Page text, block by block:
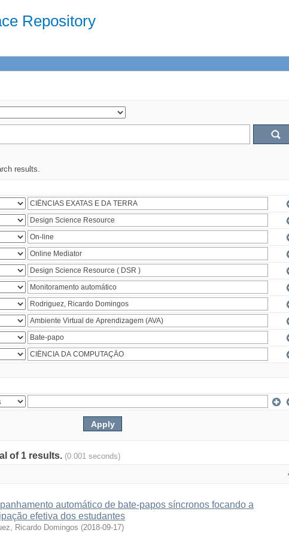
Repository
results.
of 1 results. (0.001 seconds)
automático de bate-papos síncronos focando a
efetiva dos estudantes
Ricardo Domingos (2018-09-17)